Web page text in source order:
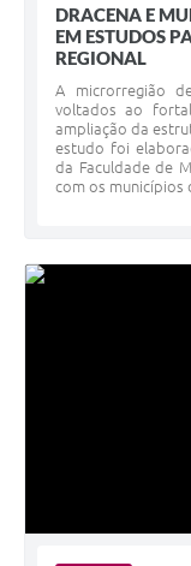
DRACENA E
EM ESTUDOS
REGIONAL
A microrregião
voltados ao
ampliação da
estudo foi
da Faculdade de
com os municípios